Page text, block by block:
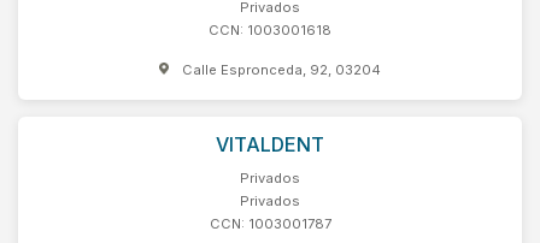
Privados
CCN: 1003001618
Calle Espronceda, 92, 03204
VITALDENT
Privados
Privados
CCN: 1003001787